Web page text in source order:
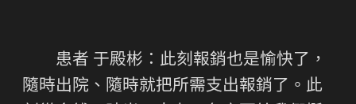
患者 于殿彬：此刻報銷也是愉快了，
隨時出院、隨時就把所需支出報銷了。此